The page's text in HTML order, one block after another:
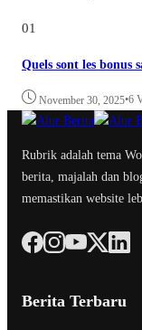
01
Quels sont les bonus
November 30, 2025•6
Rubrik adalah tema
berita, majalah dan
memastikan website
Berita Terbaru